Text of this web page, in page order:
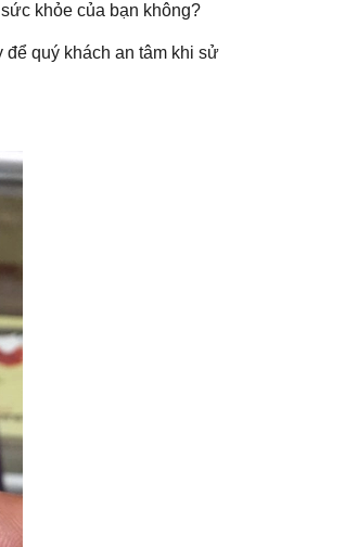
khỏe của bạn không?
quý khách an tâm khi sử